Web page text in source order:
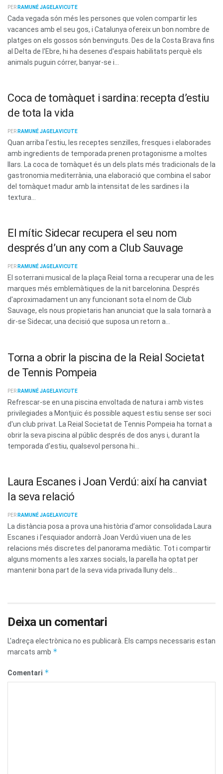
PER RAMUNÉ JAGELAVICUTE
Cada vegada són més les persones que volen compartir les
vacances amb el seu gos, i Catalunya ofereix un bon nombre de
platges on els gossos són benvinguts. Des de la Costa Brava fins
al Delta de l'Ebre, hi ha desenes d'espais habilitats perquè els
animals puguin córrer, banyar-se i...
Coca de tomàquet i sardina: recepta d’estiu
de tota la vida
PER RAMUNÉ JAGELAVICUTE
Quan arriba l'estiu, les receptes senzilles, fresques i elaborades
amb ingredients de temporada prenen protagonisme a moltes
llars. La coca de tomàquet és un dels plats més tradicionals de la
gastronomia mediterrània, una elaboració que combina el sabor
del tomàquet madur amb la intensitat de les sardines i la
textura...
El mític Sidecar recupera el seu nom
després d’un any com a Club Sauvage
PER RAMUNÉ JAGELAVICUTE
El soterrani musical de la plaça Reial torna a recuperar una de les
marques més emblemàtiques de la nit barcelonina. Després
d'aproximadament un any funcionant sota el nom de Club
Sauvage, els nous propietaris han anunciat que la sala tornarà a
dir-se Sidecar, una decisió que suposa un retorn a...
Torna a obrir la piscina de la Reial Societat
de Tennis Pompeia
PER RAMUNÉ JAGELAVICUTE
Refrescar-se en una piscina envoltada de natura i amb vistes
privilegiades a Montjuïc és possible aquest estiu sense ser soci
d'un club privat. La Reial Societat de Tennis Pompeia ha tornat a
obrir la seva piscina al públic després de dos anys i, durant la
temporada d'estiu, qualsevol persona hi...
Laura Escanes i Joan Verdú: així ha canviat
la seva relació
PER RAMUNÉ JAGELAVICUTE
La distància posa a prova una història d’amor consolidada Laura
Escanes i l’esquiador andorrà Joan Verdú viuen una de les
relacions més discretes del panorama mediàtic. Tot i compartir
alguns moments a les xarxes socials, la parella ha optat per
mantenir bona part de la seva vida privada lluny dels...
Deixa un comentari
L'adreça electrònica no es publicarà. Els camps necessaris estan
marcats amb *
Comentari *